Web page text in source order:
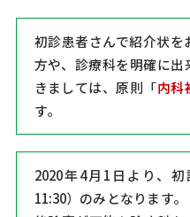
初診患者さんで紹介状
方や、診療科を明確に
きましては、原則「内科
す。
2020年4月1日より、
11:30）のみとなります。